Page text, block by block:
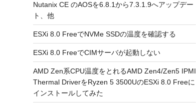
Nutanix CE のAOSを6.8.1から7.3.1.9へアップデー
ト、他
ESXi 8.0 FreeでNVMe SSDの温度を確認する
ESXi 8.0 FreeでCIMサーバが起動しない
AMD Zen系CPU温度をとれるAMD Zen4/Zen5 IPMI
Thermal DriverをRyzen 5 3500UのESXi 8.0 Freeに
インストールしてみた